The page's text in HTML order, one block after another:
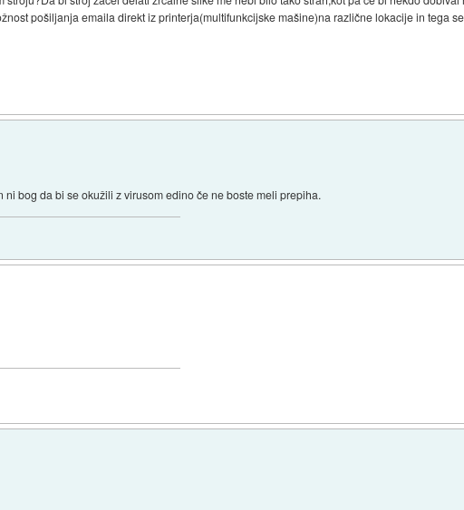
pošiljanja emaila direkt iz printerja(multifunkcijske mašine)na različne lokacije in tega
bog da bi se okužili z virusom edino če ne boste meli prepiha.